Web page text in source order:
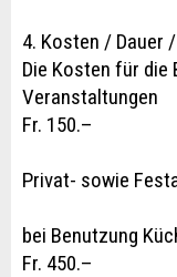
4. Kosten / Dauer
Die Kosten für die
Veranstaltungen
Fr. 150.–
Privat- sowie
bei Benutzung
Fr. 450.–